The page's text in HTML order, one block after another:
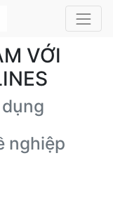
VỚI
nghiệp